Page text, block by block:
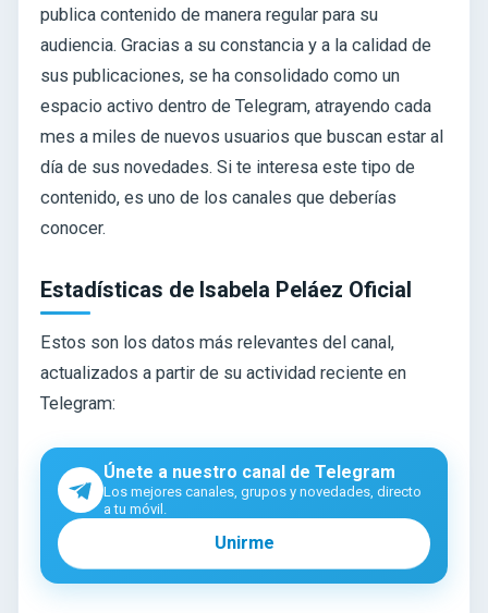
publica contenido de manera regular para su
audiencia. Gracias a su constancia y a la calidad de
sus publicaciones, se ha consolidado como un
espacio activo dentro de Telegram, atrayendo cada
mes a miles de nuevos usuarios que buscan estar al
día de sus novedades. Si te interesa este tipo de
contenido, es uno de los canales que deberías
conocer.
Estadísticas de Isabela Peláez Oficial
Estos son los datos más relevantes del canal,
actualizados a partir de su actividad reciente en
Telegram:
Únete a nuestro canal de Telegram
Los mejores canales, grupos y novedades, directo
a tu móvil.
Unirme